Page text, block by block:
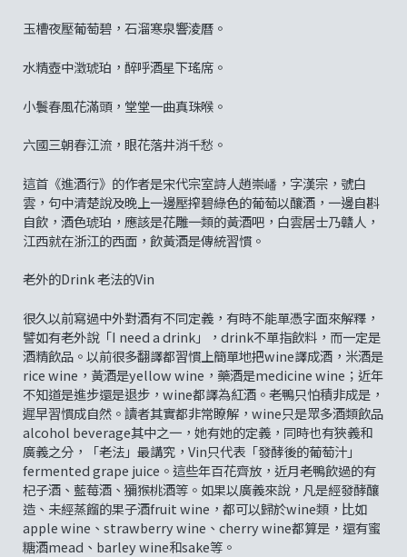
玉槽夜壓葡萄碧，石溜寒泉響淩曆。
水精壺中澂琥珀，醉呼酒星下瑤席。
小鬟春風花滿頭，堂堂一曲真珠喉。
六國三朝春江流，眼花落井消千愁。
這首《進酒行》的作者是宋代宗室詩人趙崇嶓，字漢宗，號白
雲，句中清楚說及晚上一邊壓搾碧綠色的葡萄以釀酒，一邊自斟
自飲，酒色琥珀，應該是花雕一類的黃酒吧，白雲居士乃贛人，
江西就在浙江的西面，飲黃酒是傳統習慣。
老外的Drink 老法的Vin
很久以前寫過中外對酒有不同定義，有時不能單憑字面來解釋，
譬如有老外說「I need a drink」，drink不單指飲料，而一定是
酒精飲品。以前很多翻譯都習慣上簡單地把wine譯成酒，米酒是
rice wine，黃酒是yellow wine，藥酒是medicine wine；近年
不知道是進步還是退步，wine都譯為紅酒。老鴨只怕積非成是，
遲早習慣成自然。讀者其實都非常瞭解，wine只是眾多酒類飲品
alcohol beverage其中之一，她有她的定義，同時也有狹義和
廣義之分，「老法」最講究，Vin只代表「發酵後的葡萄汁」
fermented grape juice。這些年百花齊放，近月老鴨飲過的有
杞子酒、藍莓酒、獼猴桃酒等。如果以廣義來說，凡是經發酵釀
造、未經蒸餾的果子酒fruit wine，都可以歸於wine類，比如
apple wine、strawberry wine、cherry wine都算是，還有蜜
糖酒mead、barley wine和sake等。